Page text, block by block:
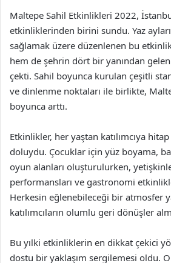
Maltepe Sahil Etkinlikleri 2022,
etkinliklerinden birini sundu. Yaz
sağlamak üzere düzenlenen bu
hem de şehrin dört bir yanından
çekti. Sahil boyunca kurulan çeşitli
ve dinlenme noktaları ile birlikte,
boyunca arttı.
Etkinlikler, her yaştan katılımcıya
doluydu. Çocuklar için yüz boyama,
oyun alanları oluşturulurken,
performansları ve gastronomi
Herkesin eğlenebileceği bir atmosfer
katılımcıların olumlu geri dönüşler
Bu yılki etkinliklerin en dikkat çekici
dostu bir yaklaşım sergilemesi oldu.